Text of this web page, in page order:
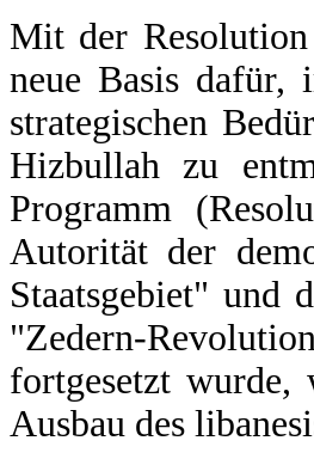
Mit der
neue Basis dafür,
strategischen
Hizbullah zu
Programm
Autorität der
Staatsgebiet" und
"Zedern-
fortgesetzt wurde,
Ausbau des